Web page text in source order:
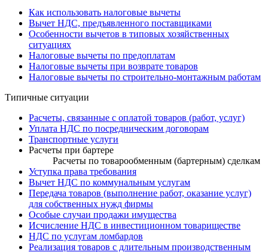
Как использовать налоговые вычеты
Вычет НДС, предъявленного поставщиками
Особенности вычетов в типовых хозяйственных
ситуациях
Налоговые вычеты по предоплатам
Налоговые вычеты при возврате товаров
Налоговые вычеты по строительно-монтажным работам
Типичные ситуации
Расчеты, связанные с оплатой товаров (работ, услуг)
Уплата НДС по посредническим договорам
Транспортные услуги
Расчеты при бартере
Расчеты по товарообменным (бартерным) сделкам
Уступка права требования
Вычет НДС по коммунальным услугам
Передача товаров (выполнение работ, оказание услуг)
для собственных нужд фирмы
Особые случаи продажи имущества
Исчисление НДС в инвестиционном товариществе
НДС по услугам ломбардов
Реализация товаров с длительным производственным